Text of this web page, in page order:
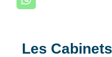
Les